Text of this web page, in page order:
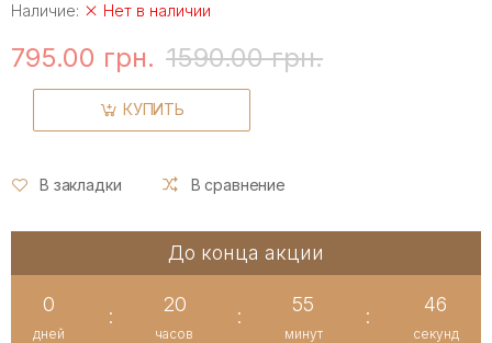
Наличие: Нет в наличии
795.00 грн. 1590.00 грн.
КУПИТЬ
В закладки В сравнение
До конца акции
0
дней
:
20
часов
:
55
минут
:
45
секунд